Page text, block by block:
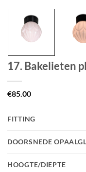
17. Bakelieten
€85.00
FITTING
DOORSNEDE
HOOGTE/DIEPTE